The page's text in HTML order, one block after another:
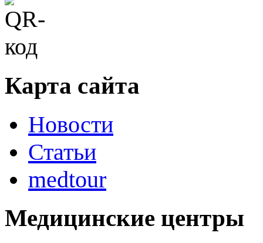
Карта сайта
Новости
Статьи
medtour
Медицинские центры